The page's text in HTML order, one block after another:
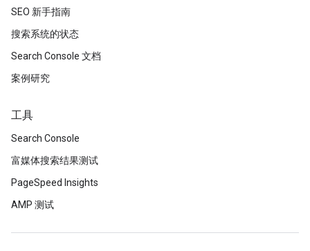
SEO 新手指南
搜索系统的状态
Search Console 文档
案例研究
工具
Search Console
富媒体搜索结果测试
PageSpeed Insights
AMP 测试